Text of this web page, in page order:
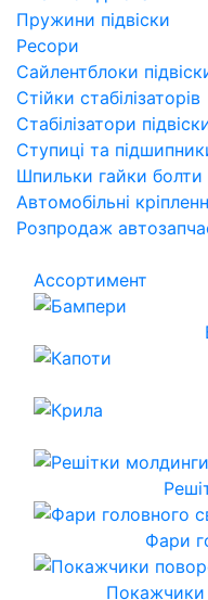
Пружини підвіски
Ресори
Сайлентблоки
Стійки стабілізаторів
Стабілізатори
Ступиці та
Шпильки гайки болти
Автомобільні
Розпродаж
Ассортимент
Фари
Покажчики